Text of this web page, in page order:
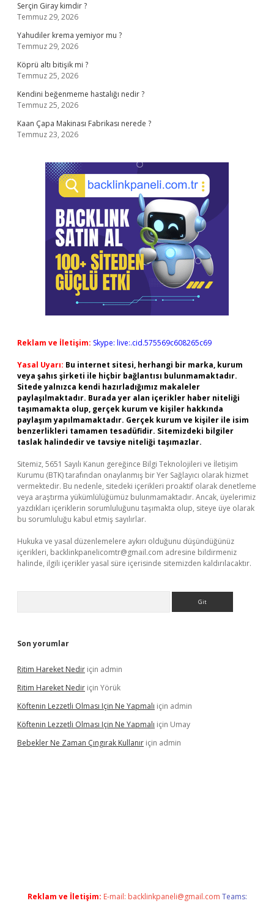
Serçin Giray kimdir ?
Temmuz 29, 2026
Yahudiler krema yemiyor mu ?
Temmuz 29, 2026
Köprü altı bitişik mi ?
Temmuz 25, 2026
Kendini beğenmeme hastalığı nedir ?
Temmuz 25, 2026
Kaan Çapa Makinası Fabrikası nerede ?
Temmuz 23, 2026
Reklam ve İletişim: Skype: live:.cid.575569c608265c69
Yasal Uyarı: Bu internet sitesi, herhangi bir marka, kurum
veya şahıs şirketi ile hiçbir bağlantısı bulunmamaktadır.
Sitede yalnızca kendi hazırladığımız makaleler
paylaşılmaktadır. Burada yer alan içerikler haber niteliği
taşımamakta olup, gerçek kurum ve kişiler hakkında
paylaşım yapılmamaktadır. Gerçek kurum ve kişiler ile isim
benzerlikleri tamamen tesadüfidir. Sitemizdeki bilgiler
taslak halindedir ve tavsiye niteliği taşımazlar.
Sitemiz, 5651 Sayılı Kanun gereğince Bilgi Teknolojileri ve İletişim
Kurumu (BTK) tarafından onaylanmış bir Yer Sağlayıcı olarak hizmet
vermektedir. Bu nedenle, sitedeki içerikleri proaktif olarak denetleme
veya araştırma yükümlülüğümüz bulunmamaktadır. Ancak, üyelerimiz
yazdıkları içeriklerin sorumluluğunu taşımakta olup, siteye üye olarak
bu sorumluluğu kabul etmiş sayılırlar.
Hukuka ve yasal düzenlemelere aykırı olduğunu düşündüğünüz
içerikleri, backlinkpanelicomtr@gmail.com adresine bildirmeniz
halinde, ilgili içerikler yasal süre içerisinde sitemizden kaldırılacaktır.
Son yorumlar
Ritim Hareket Nedir için admin
Ritim Hareket Nedir için Yörük
Köftenin Lezzetli Olması Için Ne Yapmalı için admin
Köftenin Lezzetli Olması Için Ne Yapmalı için Umay
Bebekler Ne Zaman Çıngırak Kullanır için admin
Reklam ve İletişim: E-mail: backlinkpaneli@gmail.com Teams: